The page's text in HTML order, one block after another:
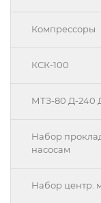
Компрессоры
КСК-100
МТЗ-80 Д-240
Набор
насосам
Набор центр.